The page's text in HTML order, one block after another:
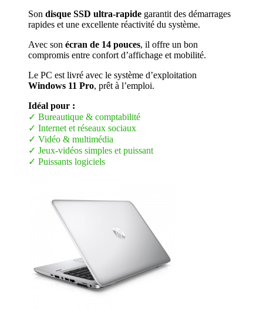
Son disque SSD ultra-rapide garantit des démarrages
rapides et une excellente réactivité du système.
Avec son écran de 14 pouces, il offre un bon
compromis entre confort d’affichage et mobilité.
Le PC est livré avec le système d’exploitation
Windows 11 Pro, prêt à l’emploi.
Idéal pour :
✓ Bureautique & comptabilité
✓ Internet et réseaux sociaux
✓ Vidéo & multimédia
✓ Jeux-vidéos simples et puissant
✓ Puissants logiciels